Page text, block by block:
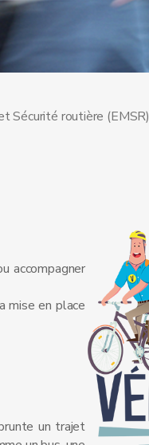
Sécurité routière (EMSR)
accompagner
mise en place
un trajet